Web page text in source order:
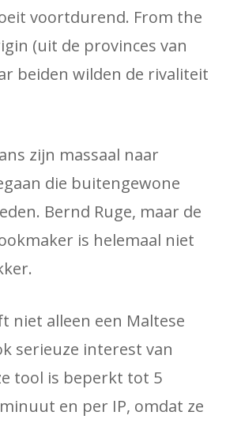
voortdurend. From the
(uit de provinces van
beiden wilden de rivaliteit
zijn massaal naar
die buitengewone
Bernd Ruge, maar de
is helemaal niet
niet alleen een Maltese
serieuze interest van
tool is beperkt tot 5
en per IP, omdat ze